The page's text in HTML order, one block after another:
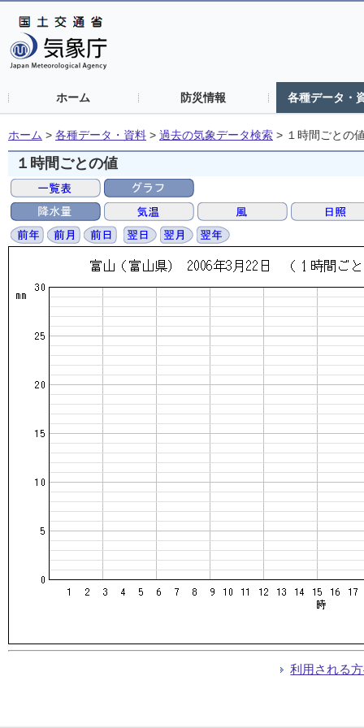
ホーム 防災情報 各種データ・
ホーム > 各種データ・資料 > 過去の気象データ検索 > １時間ごとの
１時間ごとの値
利用される